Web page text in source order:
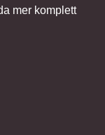
mer komplett